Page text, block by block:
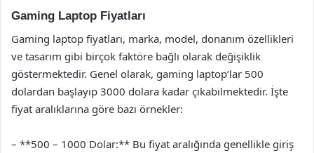
Gaming Laptop Fiyatları
Gaming laptop fiyatları, marka, model, donanım özellikleri
ve tasarım gibi birçok faktöre bağlı olarak değişiklik
göstermektedir. Genel olarak, gaming laptop’lar 500
dolardan başlayıp 3000 dolara kadar çıkabilmektedir. İşte
fiyat aralıklarına göre bazı örnekler:
– **500 – 1000 Dolar:** Bu fiyat aralığında genellikle giriş